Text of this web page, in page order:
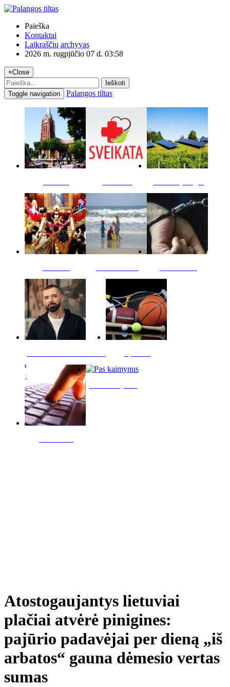
Paieška
Kontaktai
Laikraščių archyvas
2026 m. rugpjūčio 07 d. 03:58
×Close
Ieškoti
Toggle navigation
Palangos tiltas
Atostogaujantys lietuviai
plačiai atvėrė pinigines:
pajūrio padavėjai per dieną „iš
arbatos“ gauna dėmesio vertas
sumas